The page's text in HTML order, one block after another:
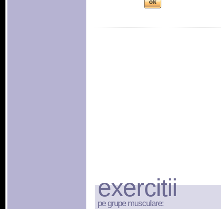
exercitii
pe grupe musculare: